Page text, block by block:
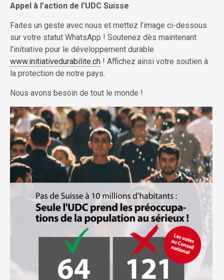
Appel à l’action de l’UDC Suisse
Faites un geste avec nous et mettez l’image ci-dessous
sur votre statut WhatsApp ! Soutenez dès maintenant
l’initiative pour le développement durable
www.initiativedurabilite.ch ! Affichez ainsi votre soutien à
la protection de notre pays.
Nous avons besoin de tout le monde !